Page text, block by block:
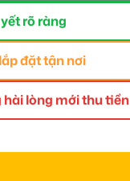
rõ ràng
đặt tận nơi
lòng mới thu tiền